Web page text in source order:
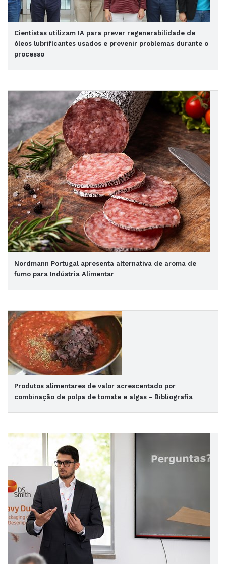
Cientistas utilizam IA para prever regenerabilidade de
óleos lubrificantes usados e prevenir problemas durante o
processo
Nordmann Portugal apresenta alternativa de aroma de
fumo para Indústria Alimentar
Produtos alimentares de valor acrescentado por
combinação de polpa de tomate e algas - Bibliografia